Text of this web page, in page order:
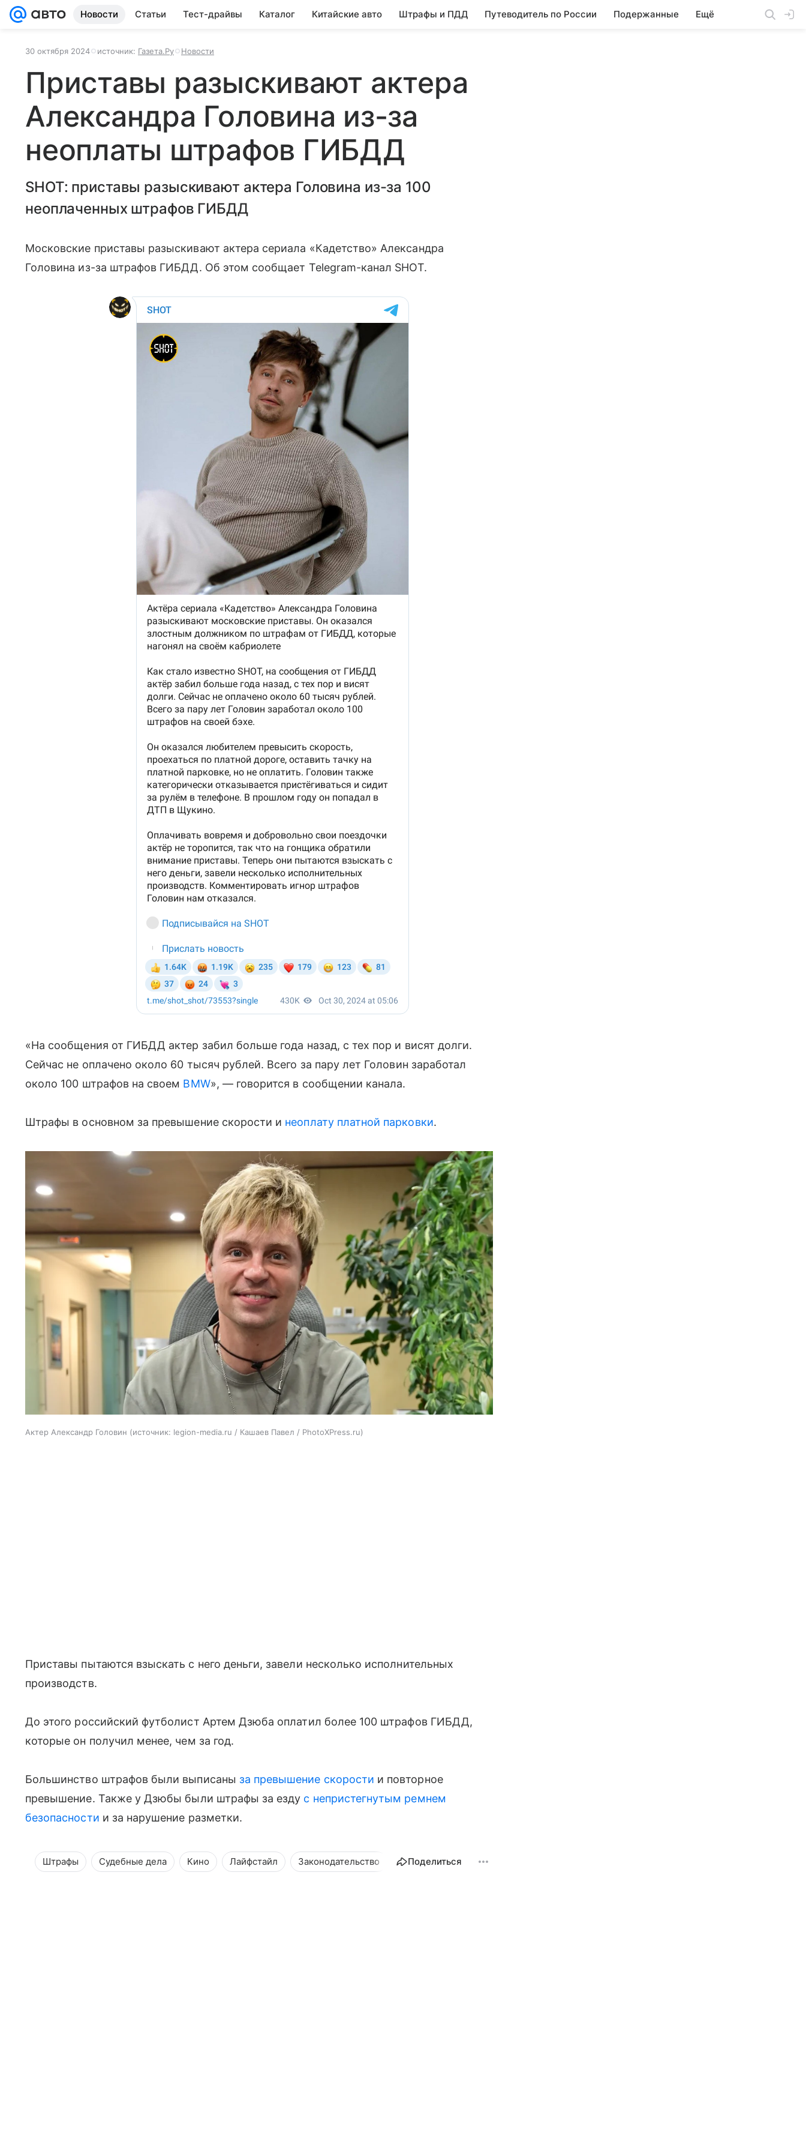
Новости Статьи Тест-драйвы Каталог Китайские авто Штрафы и ПДД Путеводитель по России Подержанные Ещё
30 октября 2024 источник: Газета.Ру Новости
Приставы разыскивают актера
Александра Головина из-за
неоплаты штрафов ГИБДД
SHOT: приставы разыскивают актера Головина из-за 100
неоплаченных штрафов ГИБДД
Московские приставы разыскивают актера сериала «Кадетство» Александра
Головина из-за штрафов ГИБДД. Об этом сообщает Telegram-канал SHOT.
«На сообщения от ГИБДД актер забил больше года назад, с тех пор и висят долги.
Сейчас не оплачено около 60 тысяч рублей. Всего за пару лет Головин заработал
около 100 штрафов на своем BMW», — говорится в сообщении канала.
Штрафы в основном за превышение скорости и неоплату платной парковки.
Актер Александр Головин источник: legion-media.ru / Кашаев Павел / PhotoXPress.ru
Приставы пытаются взыскать с него деньги, завели несколько исполнительных
производств.
До этого российский футболист Артем Дзюба оплатил более 100 штрафов ГИБДД,
которые он получил менее, чем за год.
Большинство штрафов были выписаны за превышение скорости и повторное
превышение. Также у Дзюбы были штрафы за езду с непристегнутым ремнем
безопасности и за нарушение разметки.
Штрафы Судебные дела Кино Лайфстайл Законодательство Поделиться